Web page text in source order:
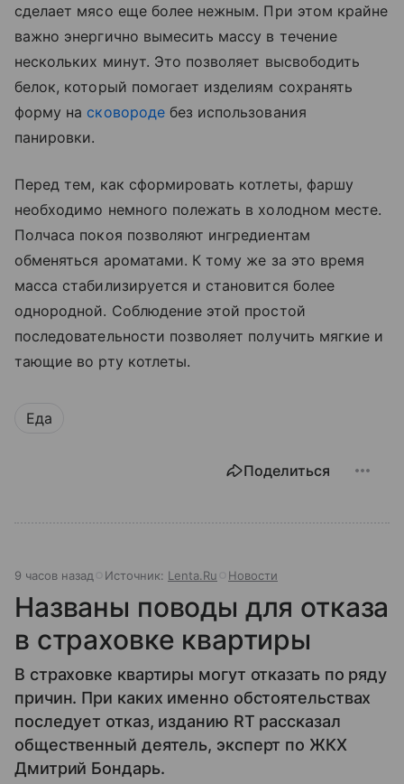
сделает мясо еще более нежным. При этом крайне
важно энергично вымесить массу в течение
нескольких минут. Это позволяет высвободить
белок, который помогает изделиям сохранять
форму на сковородебез использования
панировки.
Перед тем, как сформировать котлеты, фаршу
необходимо немного полежать в холодном месте.
Полчаса покоя позволяют ингредиентам
обменяться ароматами. К тому же за это время
масса стабилизируется и становится более
однородной. Соблюдение этой простой
последовательности позволяет получить мягкие и
тающие во рту котлеты.
Еда
Поделиться
9 часов назад Источник: Lenta.Ru Новости
Названы поводы для отказа
в страховке квартиры
В страховке квартиры могут отказать по ряду
причин. При каких именно обстоятельствах
последует отказ, изданию RT рассказал
общественный деятель, эксперт по ЖКХ
Дмитрий Бондарь.